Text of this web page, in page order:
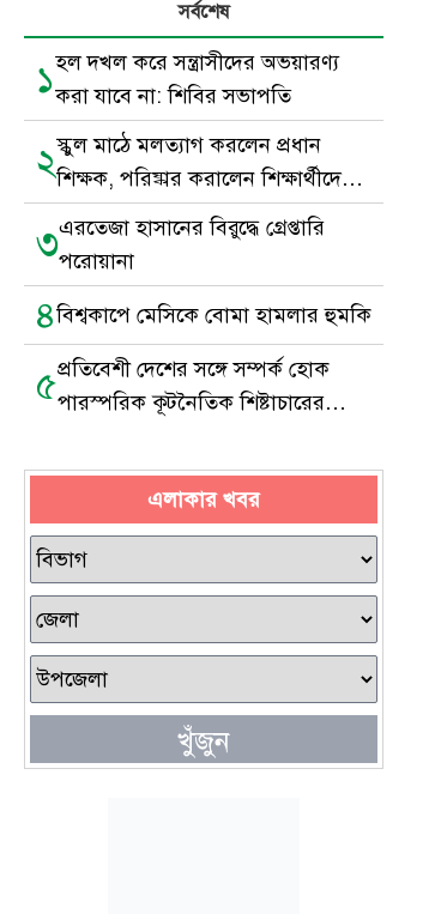
সর্বশেষ
১হল দখল করে সন্ত্রাসীদের অভয়ারণ্য
করা যাবে না: শিবির সভাপতি
২স্কুল মাঠে মলত্যাগ করলেন প্রধান
শিক্ষক, পরিষ্কার করালেন শিক্ষার্থীদের
দিয়ে
৩এরতেজা হাসানের বিরুদ্ধে গ্রেপ্তারি
পরোয়ানা
৪বিশ্বকাপে মেসিকে বোমা হামলার হুমকি
৫প্রতিবেশী দেশের সঙ্গে সম্পর্ক হোক
পারস্পরিক কূটনৈতিক শিষ্টাচারের
এলাকার খবর
খুঁজুন